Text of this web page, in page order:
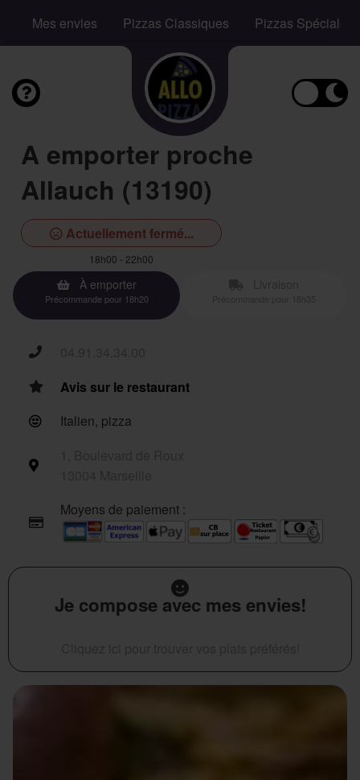
Mes envies Pizzas Classiques Pizzas Spéciales
A emporter proche
Allauch (13190)
Actuellement fermé...
18h00 - 22h00
À emporter
Précommande pour 18h20
Avis sur le restaurant
Italien, pizza
Moyens de paiement :
Je compose avec mes envies!